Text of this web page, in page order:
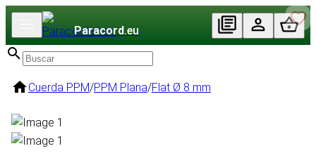
Paracord.eu
Cuerda PPM/PPM Plana/Flat Ø 8 mm